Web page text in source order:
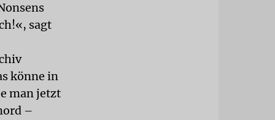
sagt
könne in
man jetzt
–